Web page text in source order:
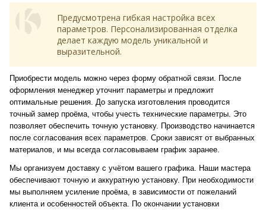
Предусмотрена гибкая настройка всех
параметров. Персонализированная отделка
делает каждую модель уникальной и
выразительной.
Приобрести модель можно через форму обратной связи. После
оформления менеджер уточнит параметры и предложит
оптимальные решения. До запуска изготовления проводится
точный замер проёма, чтобы учесть технические параметры. Это
позволяет обеспечить точную установку. Производство начинается
после согласования всех параметров. Сроки зависят от выбранных
материалов, и мы всегда согласовываем график заранее.
Мы организуем доставку с учётом вашего графика. Наши мастера
обеспечивают точную и аккуратную установку. При необходимости
мы выполняем усиление проёма, в зависимости от пожеланий
клиента и особенностей объекта. По окончании установки